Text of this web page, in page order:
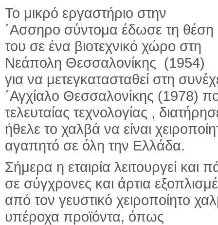
Το μικρό εργαστήριο στην
΄Ασσηρο σύντομα έδωσε τη θέση
του σε ένα βιοτεχνικό χώρο στη
Νεάπολη Θεσσαλονίκης (1954)
για να μετεγκατασταθεί στη
΄Αγχίαλο Θεσσαλονίκης (1978)
τελευταίας τεχνολογίας ,
ήθελε το χαλβά να είναι
αγαπητό σε όλη την Ελλάδα.
Σήμερα η εταιρία λειτουργεί και
σε σύγχρονες και άρτια
από τον γευστικό χειροποίητο
υπέροχα προϊόντα, όπως